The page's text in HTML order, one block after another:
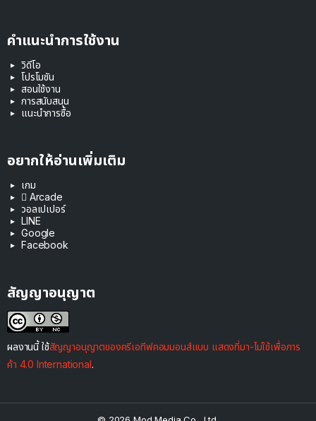
คำแนะนำการใช้งาน
วิดีโอ
โปรโมชัน
สอนใช้งาน
การสนับสนุน
แนะนำการซื้อ
อยากให้อ่านเพิ่มเติม
เกม
 Arcade
วอลเปเปอร์
LINE
Google
Facebook
สัญญาอนุญาต
ผลงานนี้ ใช้สัญญาอนุญาตของครีเอทีฟคอมมอนส์แบบ แสดงที่มา-ไม่ใช้เพื่อการ
ค้า 4.0 International.